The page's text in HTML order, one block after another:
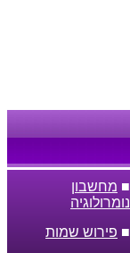
■ מחשבון
נומרולוגיה
■ פירוש שמות